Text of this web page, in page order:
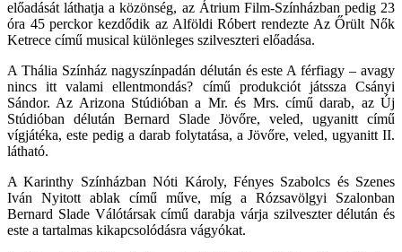
előadását láthatja a közönség, az Átrium Film-Színházban pedig 23
óra 45 perckor kezdődik az Alföldi Róbert rendezte Az Őrült Nők
Ketrece című musical különleges szilveszteri előadása.
A Thália Színház nagyszínpadán délután és este A férfiagy – avagy
nincs itt valami ellentmondás? című produkciót játssza Csányi
Sándor. Az Arizona Stúdióban a Mr. és Mrs. című darab, az Új
Stúdióban délután Bernard Slade Jövőre, veled, ugyanitt című
vígjátéka, este pedig a darab folytatása, a Jövőre, veled, ugyanitt II.
látható.
A Karinthy Színházban Nóti Károly, Fényes Szabolcs és Szenes
Iván Nyitott ablak című műve, míg a Rózsavölgyi Szalonban
Bernard Slade Válótársak című darabja várja szilveszter délután és
este a tartalmas kikapcsolódásra vágyókat.